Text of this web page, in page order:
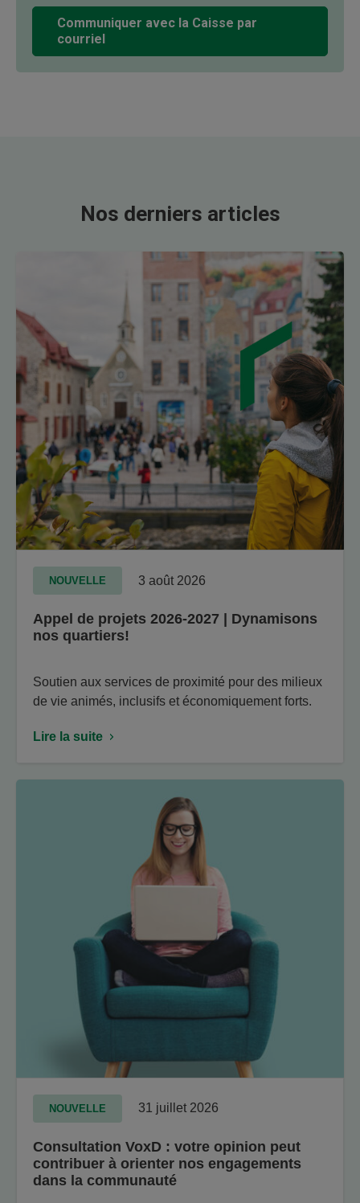
Communiquer avec la Caisse par
courriel
Nos derniers articles
NOUVELLE 3 août 2026
Appel de projets 2026-2027 | Dynamisons
nos quartiers!
Soutien aux services de proximité pour des milieux
de vie animés, inclusifs et économiquement forts.
Lire la suite
NOUVELLE 31 juillet 2026
Consultation VoxD : votre opinion peut
contribuer à orienter nos engagements
dans la communauté